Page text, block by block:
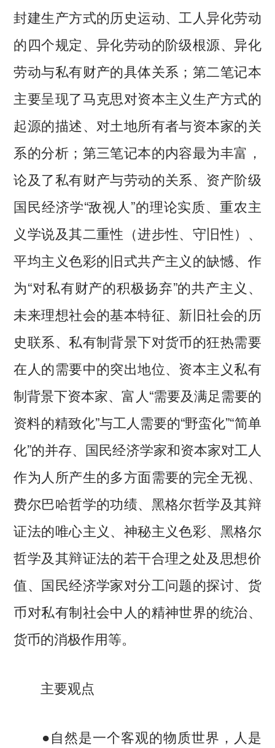
封建生产方式的历史运动、工人异化劳动
的四个规定、异化劳动的阶级根源、异化
劳动与私有财产的具体关系；第二笔记本
主要呈现了马克思对资本主义生产方式的
起源的描述、对土地所有者与资本家的关
系的分析；第三笔记本的内容最为丰富，
论及了私有财产与劳动的关系、资产阶级
国民经济学“敌视人”的理论实质、重农主
义学说及其二重性（进步性、守旧性）、
平均主义色彩的旧式共产主义的缺憾、作
为“对私有财产的积极扬弃”的共产主义、
未来理想社会的基本特征、新旧社会的历
史联系、私有制背景下对货币的狂热需要
在人的需要中的突出地位、资本主义私有
制背景下资本家、富人“需要及满足需要的
资料的精致化”与工人需要的“野蛮化”“简单
化”的并存、国民经济学家和资本家对工人
作为人所产生的多方面需要的完全无视、
费尔巴哈哲学的功绩、黑格尔哲学及其辩
证法的唯心主义、神秘主义色彩、黑格尔
哲学及其辩证法的若干合理之处及思想价
值、国民经济学家对分工问题的探讨、货
币对私有制社会中人的精神世界的统治、
货币的消极作用等。
主要观点
●自然是一个客观的物质世界，人是